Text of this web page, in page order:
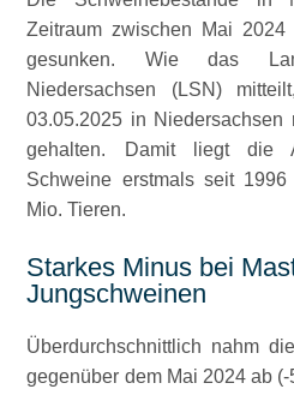
Zeitraum zwischen Mai
gesunken. Wie das
Niedersachsen (LSN)
03.05.2025 in
gehalten. Damit liegt die
Schweine erstmals seit
Mio. Tieren.
Starkes Minus bei
Jungschweinen
Überdurchschnittlich nahm
gegenüber dem Mai 2024 ab